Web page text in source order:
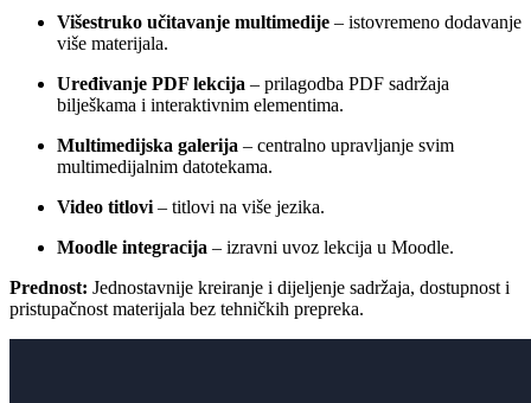
Višestruko učitavanje multimedije – istovremeno dodavanje
više materijala.
Uređivanje PDF lekcija – prilagodba PDF sadržaja
bilješkama i interaktivnim elementima.
Multimedijska galerija – centralno upravljanje svim
multimedijalnim datotekama.
Video titlovi– titlovi na više jezika.
Moodle integracija – izravni uvoz lekcija u Moodle.
Prednost: Jednostavnije kreiranje i dijeljenje sadržaja, dostupnost i
pristupačnost materijala bez tehničkih prepreka.